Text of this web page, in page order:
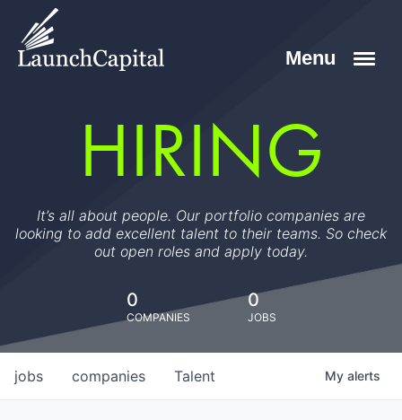
HIRING
It’s all about people. Our portfolio companies are
looking to add excellent talent to their teams. So check
out open roles and apply today.
0
COMPANIES
0
JOBS
jobs companies Talent My alerts